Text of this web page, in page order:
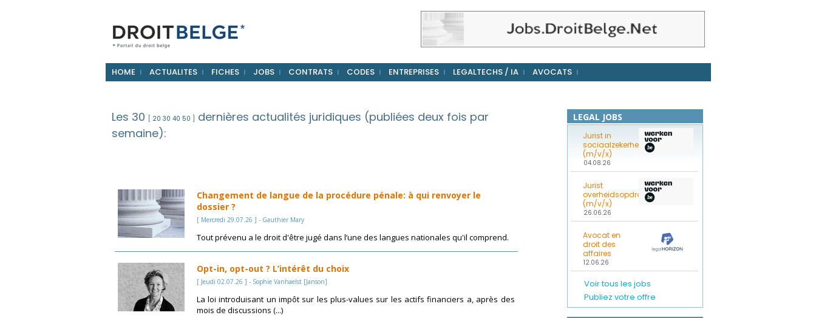
HOME ACTUALITES FICHES JOBS CONTRATS CODES ENTREPRISES LEGALTECHS / IA AVOCATS
LEGAL JOBS
Jurist in
sociaalzekerheidsrecht
(m/v/x)
04.08.26
Jurist
overheidsopdrachten
(m/v/x)
26.06.26
Avocat en
droit des
affaires
12.06.26
Voir tous les jobs
Publiez votre offre
Les 30 20 30 40 50
dernières actualités juridiques (publiées deux fois par
semaine):
Changement de langue de la procédure pénale: à qui renvoyer le
dossier ?
[ Mercredi 29.07.26 ] - Gauthier Mary
Tout prévenu a le droit d'être jugé dans l’une des langues nationales qu'il comprend.
Opt-in, opt-out ? L’intérêt du choix
[ Jeudi 02.07.26 ] - Sophie Vanhaelst [Janson]
La loi introduisant un impôt sur les plus-values sur les actifs financiers a, après des
mois de discussions (...)